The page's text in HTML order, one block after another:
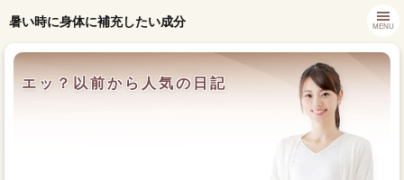
暑い時に身体に補充したい成分
エッ？以前から人気の日記
MENU